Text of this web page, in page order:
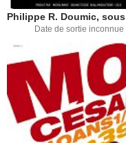
Date de sortie inconnue